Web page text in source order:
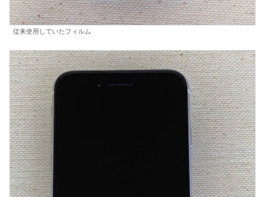
従来使用していたフィルム